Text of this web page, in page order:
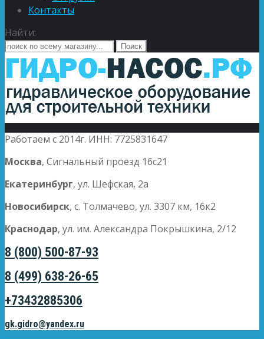
Контакты
Найти:
Работаем с 2014г. ИНН: 7725831647
Москва, Сигнальный проезд 16с21
Екатеринбург, ул. Шефская, 2а
Новосибирск, с. Толмачево, ул. 3307 км, 16к2
Краснодар, ул. им. Александра Покрышкина, 2/12
8 (800) 500-87-93
8 (499) 638-26-65
+73432885306
gk.gidro@yandex.ru